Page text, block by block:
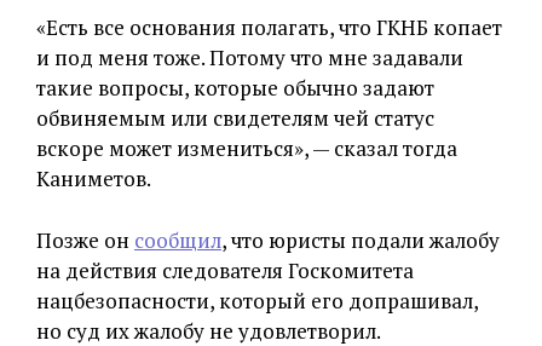
«Есть все основания полагать, что ГКНБ копает
и под меня тоже. Потому что мне задавали
такие вопросы, которые обычно задают
обвиняемым или свидетелям чей статус
вскоре может измениться», — сказал тогда
Каниметов.
Позже он сообщил, что юристы подали жалобу
на действия следователя Госкомитета
нацбезопасности, который его допрашивал,
но суд их жалобу не удовлетворил.